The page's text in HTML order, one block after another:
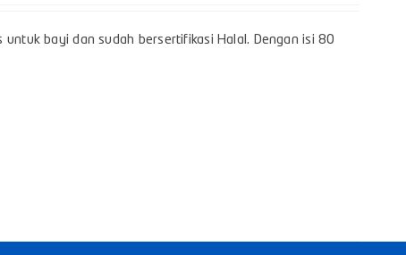
bayi dan sudah bersertifikasi Halal. Dengan isi 80